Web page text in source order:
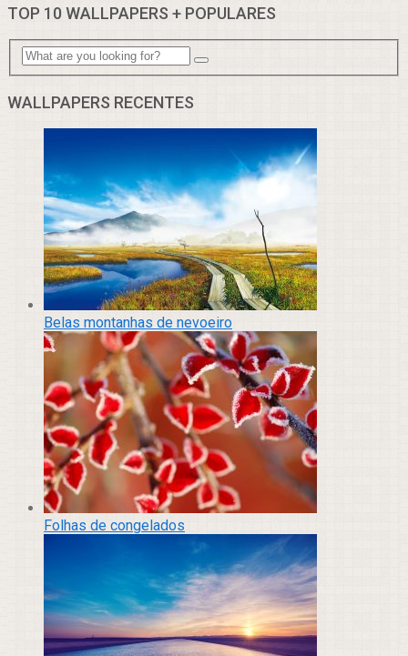
TOP 10 WALLPAPERS + POPULARES
WALLPAPERS RECENTES
Belas montanhas de nevoeiro
Folhas de congelados